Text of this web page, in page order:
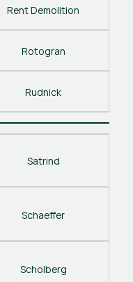
Rent Demolition
Rotogran
Rudnick
Satrind
Schaeffer
Scholberg